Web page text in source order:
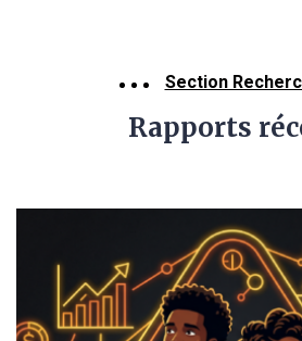
Section
Rapports